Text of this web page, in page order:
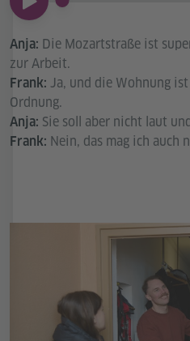
00:00
Anja: Die Mozartstraße ist
zur Arbeit.
Frank: Ja, und die Wohnung
Ordnung.
Anja: Sie soll aber nicht laut
Frank: Nein, das mag ich auch